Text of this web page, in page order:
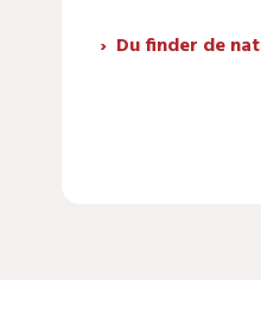
Du finder de